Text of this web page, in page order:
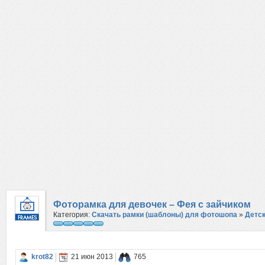
Фоторамка для девочек – Фея с зайчиком
Категория: Скачать рамки (шаблоны) для фотошопа »
krot82 21 июн 2013 765